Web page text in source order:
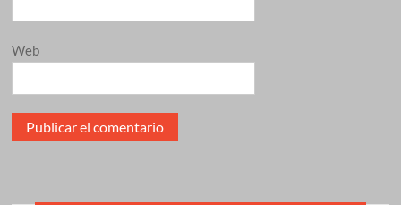
Web